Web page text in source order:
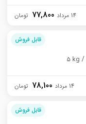
77,800 14 مرداد
قابل فروش
5 kg
78,100 14 مرداد
قابل فروش